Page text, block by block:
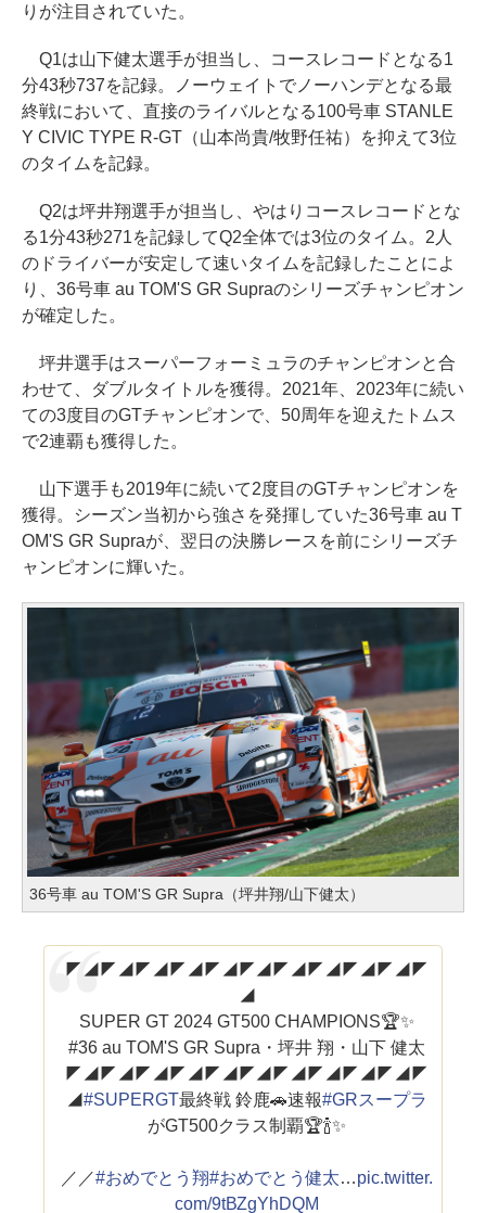
りが注目されていた。
Q1は山下健太選手が担当し、コースレコードとなる1
分43秒737を記録。ノーウェイトでノーハンデとなる最
終戦において、直接のライバルとなる100号車 STANLE
Y CIVIC TYPE R-GT（山本尚貴/牧野任祐）を抑えて3位
のタイムを記録。
Q2は坪井翔選手が担当し、やはりコースレコードとな
る1分43秒271を記録してQ2全体では3位のタイム。2人
のドライバーが安定して速いタイムを記録したことによ
り、36号車 au TOM'S GR Supraのシリーズチャンピオン
が確定した。
坪井選手はスーパーフォーミュラのチャンピオンと合
わせて、ダブルタイトルを獲得。2021年、2023年に続い
ての3度目のGTチャンピオンで、50周年を迎えたトムス
で2連覇も獲得した。
山下選手も2019年に続いて2度目のGTチャンピオンを
獲得。シーズン当初から強さを発揮していた36号車 au T
OM'S GR Supraが、翌日の決勝レースを前にシリーズチ
ャンピオンに輝いた。
36号車 au TOM'S GR Supra（坪井翔/山下健太）
◤◢◤◢◤◢◤◢◤◢◤◢◤◢◤◢◤◢◤◢◤
◢
SUPER GT 2024 GT500 CHAMPIONS🏆✨️
#36 au TOM'S GR Supra・坪井 翔・山下 健太
◤◢◤◢◤◢◤◢◤◢◤◢◤◢◤◢◤◢◤◢◤
◢#SUPERGT最終戦 鈴鹿🚗速報#GRスープラ
がGT500クラス制覇🏆🍾✨️
／／#おめでとう翔#おめでとう健太…pic.twitter.
com/9tBZgYhDQM